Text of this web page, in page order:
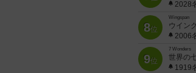
2028
8位
Wingspan
ウイン
2006
9位
7 Wonders
世界の
1919